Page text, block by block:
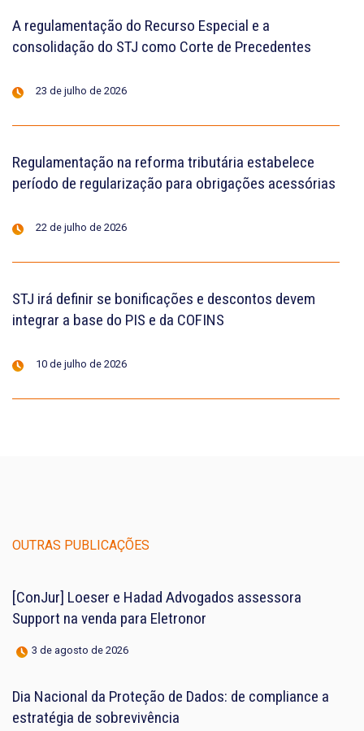
A regulamentação do Recurso Especial e a
consolidação do STJ como Corte de Precedentes
23 de julho de 2026
Regulamentação na reforma tributária estabelece
período de regularização para obrigações acessórias
22 de julho de 2026
STJ irá definir se bonificações e descontos devem
integrar a base do PIS e da COFINS
10 de julho de 2026
OUTRAS PUBLICAÇÕES
[ConJur] Loeser e Hadad Advogados assessora
Support na venda para Eletronor
3 de agosto de 2026
Dia Nacional da Proteção de Dados: de compliance a
estratégia de sobrevivência